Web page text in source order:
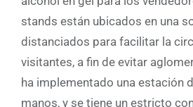
stands están ubicados en una
distanciados para facilitar la
visitantes, a fin de evitar
ha implementado una estación
manos, y se tiene un estricto